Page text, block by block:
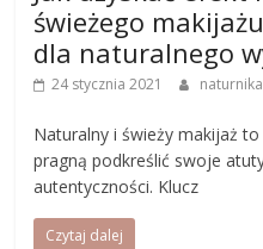
świeżego
dla naturalnego
24 stycznia 2021
Naturalny i świeży makijaż
pragną podkreślić swoje
autentyczności. Klucz
Czytaj dalej